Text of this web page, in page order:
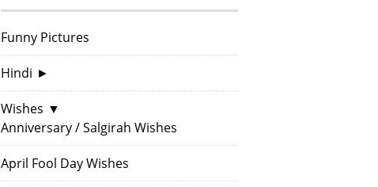
Funny Pictures
Hindi ►
Wishes ▼
Anniversary / Salgirah Wishes
April Fool Day Wishes